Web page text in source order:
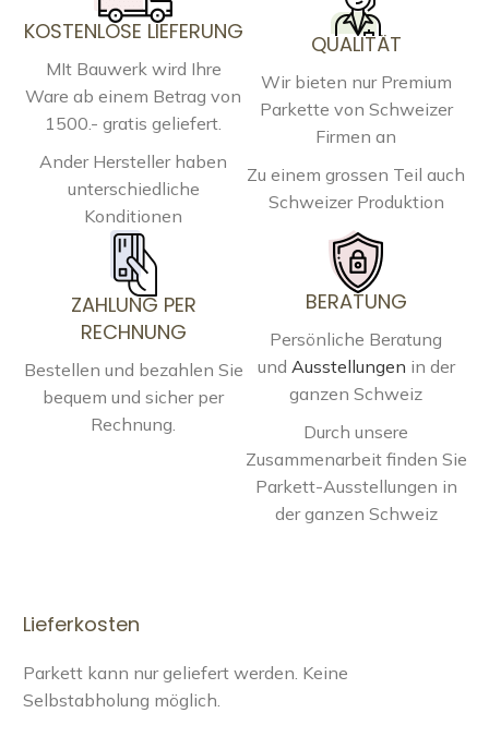
KOSTENLOSE LIEFERUNG
MIt Bauwerk wird Ihre
Ware ab einem Betrag von
1500.- gratis geliefert.
Ander Hersteller haben
unterschiedliche
Konditionen
QUALITÄT
Wir bieten nur Premium
Parkette von Schweizer
Firmen an
Zu einem grossen Teil auch
Schweizer Produktion
ZAHLUNG PER
RECHNUNG
Bestellen und bezahlen Sie
bequem und sicher per
Rechnung.
BERATUNG
Persönliche Beratung
und Ausstellungen in der
ganzen Schweiz
Durch unsere
Zusammenarbeit finden Sie
Parkett-Ausstellungen in
der ganzen Schweiz
Lieferkosten
Parkett kann nur geliefert werden. Keine
Selbstabholung möglich.